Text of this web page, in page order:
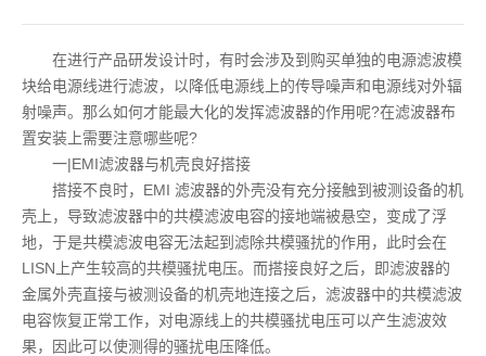
在进行产品研发设计时，有时会涉及到购买单独的电源滤波模
块给电源线进行滤波，以降低电源线上的传导噪声和电源线对外辐
射噪声。那么如何才能最大化的发挥滤波器的作用呢?在滤波器布
置安装上需要注意哪些呢?
一|EMI滤波器与机壳良好搭接
搭接不良时，EMI 滤波器的外壳没有充分接触到被测设备的机
壳上，导致滤波器中的共模滤波电容的接地端被悬空，变成了浮
地，于是共模滤波电容无法起到滤除共模骚扰的作用，此时会在
LISN上产生较高的共模骚扰电压。而搭接良好之后，即滤波器的
金属外壳直接与被测设备的机壳地连接之后，滤波器中的共模滤波
电容恢复正常工作，对电源线上的共模骚扰电压可以产生滤波效
果，因此可以使测得的骚扰电压降低。